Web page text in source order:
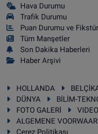
Hava Durumu
Trafik Durumu
Puan Durumu ve Fikstür
Tüm Manşetler
Son Dakika Haberleri
Haber Arşivi
HOLLANDA
DÜNYA
BİLİM-
FOTO GALERİ
ALGEMENE
Çerez Politikası